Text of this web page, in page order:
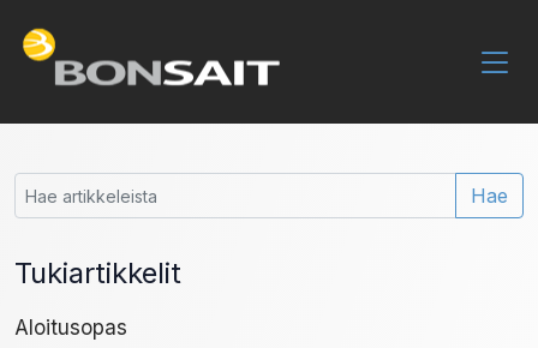
Hae
Tukiartikkelit
Aloitusopas